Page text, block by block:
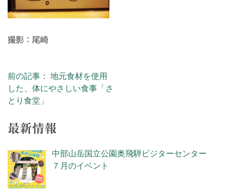
撮影：尾崎
投稿ナビゲーション
前の記事： 地元食材を使用
した、体にやさしい食事「さ
とり食堂」
最新情報
中部山岳国立公園奥飛騨ビジターセンター
７月のイベント